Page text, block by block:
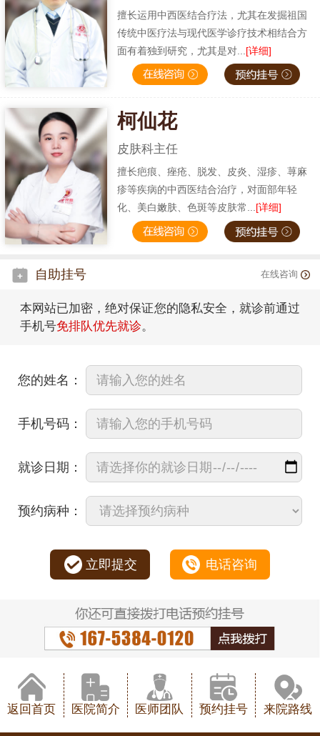
擅长运用中西医结合疗法，尤其在发掘祖国
传统中医疗法与现代医学诊疗技术相结合方
面有着独到研究，尤其是对... [详细]
柯仙花
皮肤科主任
擅长疤痕、痤疮、脱发、皮炎、湿疹、荨麻
疹等疾病的中西医结合治疗，对面部年轻
化、美白嫩肤、色斑等皮肤常...[详细]
自助挂号 在线咨询
本网站已加密，绝对保证您的隐私安全，就诊前通过
手机号免排队优先就诊。
您的姓名：
手机号码：
就诊日期：
预约病种：
立即提交 电话咨询
返回首页 医院简介 医师团队 预约挂号 来院路线